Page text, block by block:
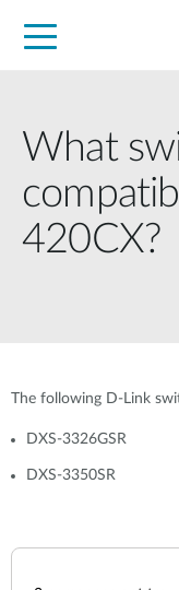
What
420CX?
The following D-Link
DXS-3326GSR
DXS-3350SR